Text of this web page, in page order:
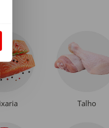
Talho